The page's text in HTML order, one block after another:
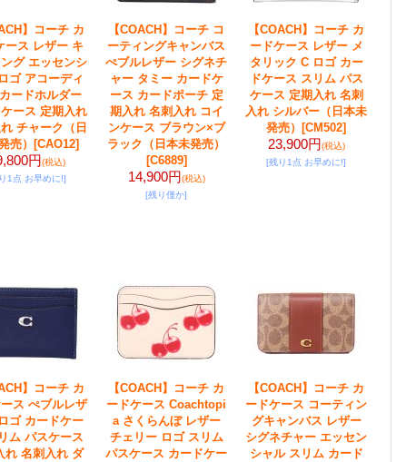
】コーチ カ
ース レザー キ
グ エッセンシ
ゴ アコーディ
ードホルダー
ース 定期入れ
チャーク（日
売）
[CAO12]
円(税込)
1点 お早めに!]
【COACH】コーチ コ
ーティングキャンバス
ぺブルレザー シグネチ
ャー タミー カードケ
ース カードポーチ 定
期入れ 名刺入れ コイ
ンケース ブラウン×ブ
ラック（日本未発売）
[C6889]
14,900円(税込)
[残り僅か]
【COACH】コーチ カ
ードケース レザー メ
タリック C ロゴ カー
ドケース スリム パス
ケース 定期入れ 名刺
入れ シルバー（日本未
発売）
[CM502]
23,900円(税込)
[残り1点 お早めに!]
】コーチ カ
ス ぺブルレザ
ゴ カードケー
ム パスケース
れ 名刺入れ ダ
【COACH】コーチ カ
ードケース Coachtopi
a さくらんぼ レザー
チェリー ロゴ スリム
パスケース カードケー
【COACH】コーチ カ
ードケース コーティン
グキャンバス レザー
シグネチャー エッセン
シャル スリム カード